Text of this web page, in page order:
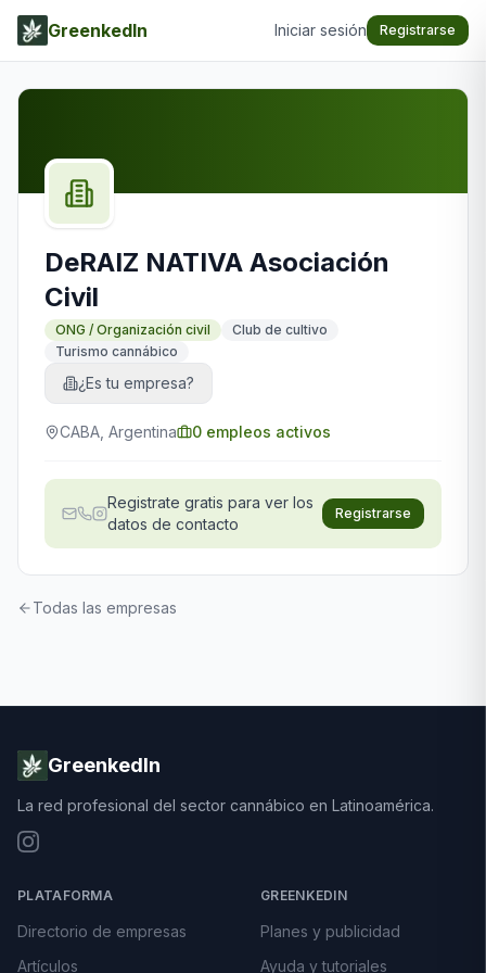
GreenkedIn Iniciar sesión Registrarse
DeRAIZ NATIVA Asociación
Civil
ONG / Organización civil
Club de cultivo
Turismo cannábico
¿Es tu empresa?
CABA, Argentina 0 empleos activos
Registrate gratis para ver los
datos de contacto
Registrarse
Todas las empresas
GreenkedIn
La red profesional del sector cannábico en Latinoamérica.
PLATAFORMA
Directorio de empresas
Artículos
GREENKEDIN
Planes y publicidad
Ayuda y tutoriales